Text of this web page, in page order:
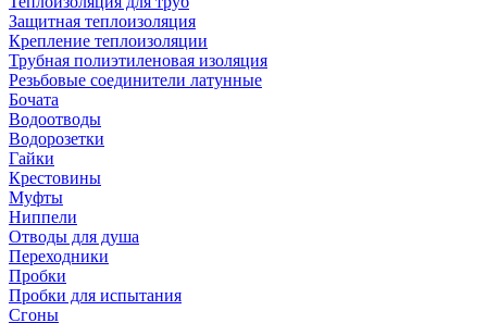
Защитная теплоизоляция
Крепление теплоизоляции
Трубная полиэтиленовая изоляция
Резьбовые соединители латунные
Бочата
Водоотводы
Водорозетки
Гайки
Крестовины
Муфты
Ниппели
Отводы для душа
Переходники
Пробки
Пробки для испытания
Сгоны